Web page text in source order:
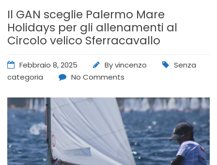
Il GAN sceglie Palermo Mare
Holidays per gli allenamenti al
Circolo velico Sferracavallo
Febbraio 8, 2025 Byvincenzo
Senza
categoria
No Comments